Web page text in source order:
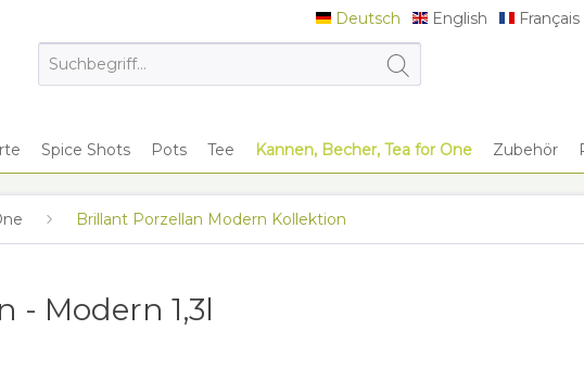
Deutsch
Deutsch English
English Français
Français
Spice Shots Pots Tee Kannen, Becher, Tea for One Zubehör
Brillant Porzellan Modern Kollektion
- Modern 1,3l